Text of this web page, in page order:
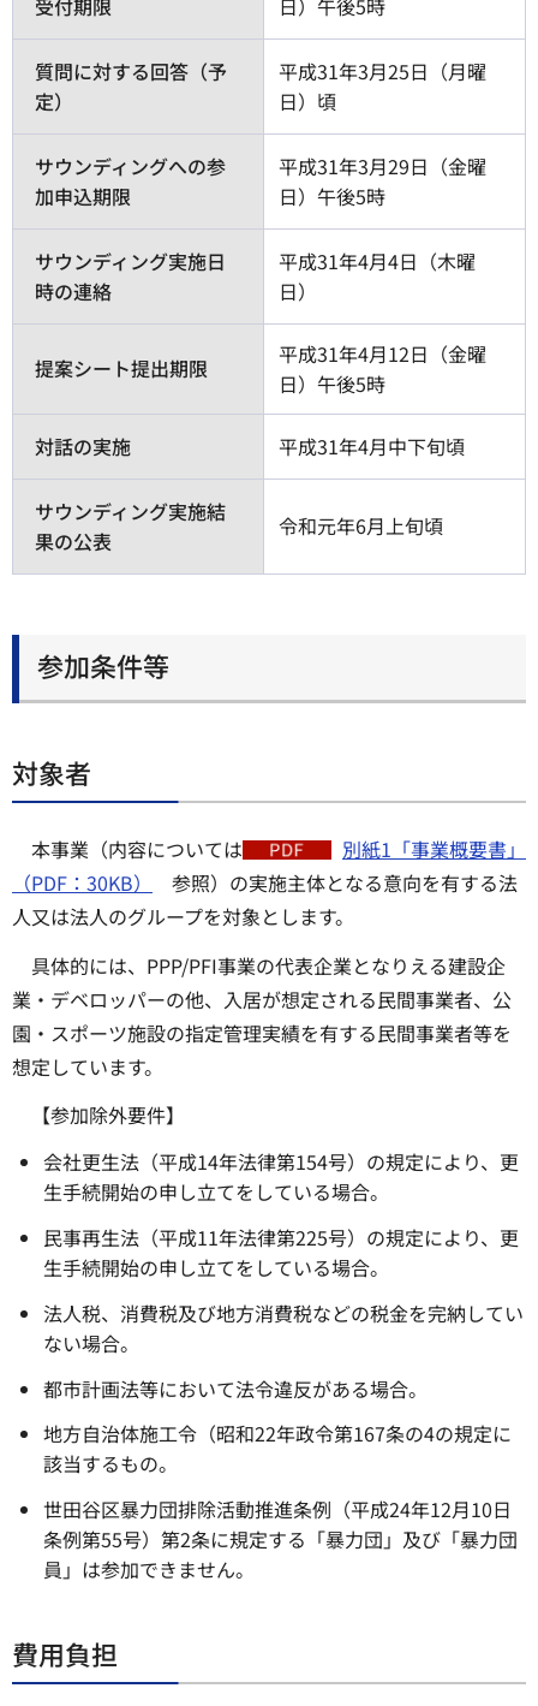
質問に対する回答（予
定）
平成31年3月25日（月曜
日）頃
サウンディングへの参
加申込期限
平成31年3月29日（金曜
日）午後5時
サウンディング実施日
時の連絡
平成31年4月4日（木曜
日）
提案シート提出期限
平成31年4月12日（金曜
日）午後5時
対話の実施 平成31年4月中下旬頃
サウンディング実施結
果の公表
令和元年6月上旬頃
参加条件等
対象者
本事業（内容については
別紙1「事業概要書」
（PDF：30KB）
参照）の実施主体となる意向を有する法
人又は法人のグループを対象とします。
具体的には、PPP/PFI事業の代表企業となりえる建設企
業・デベロッパーの他、入居が想定される民間事業者、公
園・スポーツ施設の指定管理実績を有する民間事業者等を
想定しています。
【参加除外要件】
会社更生法（平成14年法律第154号）の規定により、更
生手続開始の申し立てをしている場合。
民事再生法（平成11年法律第225号）の規定により、更
生手続開始の申し立てをしている場合。
法人税、消費税及び地方消費税などの税金を完納してい
ない場合。
都市計画法等において法令違反がある場合。
地方自治体施工令（昭和22年政令第167条の4の規定に
該当するもの。
世田谷区暴力団排除活動推進条例（平成24年12月10日
条例第55号）第2条に規定する「暴力団」及び「暴力団
員」は参加できません。
費用負担